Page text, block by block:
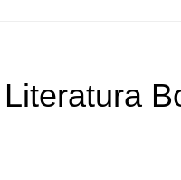
Literatura